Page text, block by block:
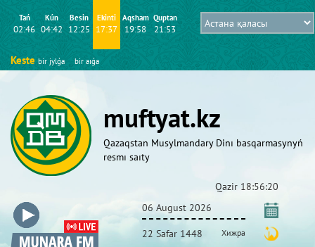
Tań
02:46
Kún
04:42
Besіn
12:25
Ekіntі
17:37
Aqsham
19:58
Quptan
21:53
Keste bіr jylǵa bіr aıǵa
muftyat.kz
Qazaqstan Musylmandary Dіnı basqarmasynyń
resmı saıty
Qazіr 18:56:21
06 August 2026
22 Safar 1448 Хижра